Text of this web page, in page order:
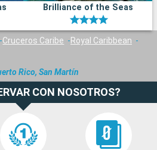
Brilliance of the Seas
Cruceros Caribe
Royal Caribbean
Rico, San Martín
CON NOSOTROS?